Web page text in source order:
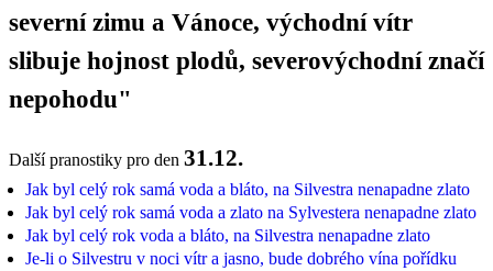
severní zimu a Vánoce, východní vítr
slibuje hojnost plodů, severovýchodní značí
nepohodu"
Další pranostiky pro den 31.12.
Jak byl celý rok samá voda a bláto, na Silvestra nenapadne zlato
Jak byl celý rok samá voda a zlato na Sylvestera nenapadne zlato
Jak byl celý rok voda a bláto, na Silvestra nenapadne zlato
Je-li o Silvestru v noci vítr a jasno, bude dobrého vína pořídku